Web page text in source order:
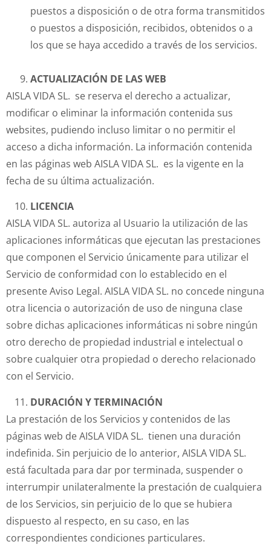
puestos a disposición o de otra forma transmitidos
o puestos a disposición, recibidos, obtenidos o a
los que se haya accedido a través de los servicios.
ACTUALIZACIÓN DE LAS WEB
AISLA VIDA SL. se reserva el derecho a actualizar,
modificar o eliminar la información contenida sus
websites, pudiendo incluso limitar o no permitir el
acceso a dicha información. La información contenida
en las páginas web AISLA VIDA SL. es la vigente en la
fecha de su última actualización.
LICENCIA
AISLA VIDA SL. autoriza al Usuario la utilización de las
aplicaciones informáticas que ejecutan las prestaciones
que componen el Servicio únicamente para utilizar el
Servicio de conformidad con lo establecido en el
presente Aviso Legal. AISLA VIDA SL. no concede ninguna
otra licencia o autorización de uso de ninguna clase
sobre dichas aplicaciones informáticas ni sobre ningún
otro derecho de propiedad industrial e intelectual o
sobre cualquier otra propiedad o derecho relacionado
con el Servicio.
DURACIÓN Y TERMINACIÓN
La prestación de los Servicios y contenidos de las
páginas web de AISLA VIDA SL. tienen una duración
indefinida. Sin perjuicio de lo anterior, AISLA VIDA SL.
está facultada para dar por terminada, suspender o
interrumpir unilateralmente la prestación de cualquiera
de los Servicios, sin perjuicio de lo que se hubiera
dispuesto al respecto, en su caso, en las
correspondientes condiciones particulares.